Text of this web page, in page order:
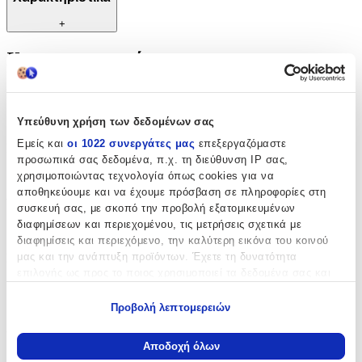
Υπεύθυνη χρήση των δεδομένων σας
Εμείς και οι 1022 συνεργάτες μας επεξεργαζόμαστε
προσωπικά σας δεδομένα, π.χ. τη διεύθυνση IP σας,
χρησιμοποιώντας τεχνολογία όπως cookies για να
αποθηκεύουμε και να έχουμε πρόσβαση σε πληροφορίες στη
συσκευή σας, με σκοπό την προβολή εξατομικευμένων
διαφημίσεων και περιεχομένου, τις μετρήσεις σχετικά με
διαφημίσεις και περιεχόμενο, την καλύτερη εικόνα του κοινού
μας και την ανάπτυξη προϊόντων. Έχετε τη δυνατότητα
Να συλλέξουμε πληροφορίες σχετικά με τη γεωγραφική
σας τοποθεσία, οι οποίες μπορεί να είναι ακριβείς σε
Προβολή λεπτομερειών
Αποδοχή όλων
+
Χαρακτηριστικά
Είδος:
Καρφωτή
Κατασκευαστής:
OEM
Υλικό:
Μέταλλο
Πλάτος:
45